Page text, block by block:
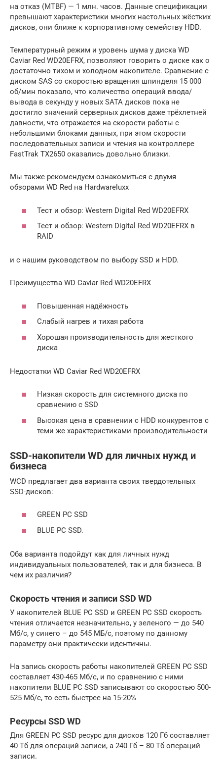
на отказ (MTBF) — 1 млн. часов. Данные спецификации
превышают характеристики многих настольных жёстких
дисков, они ближе к корпоративному семейству HDD.
Температурный режим и уровень шума у диска WD
Caviar Red WD20EFRX, позволяют говорить о диске как о
достаточно тихом и холодном накопителе. Сравнение с
диском SAS со скоростью вращения шпинделя 15 000
об/мин показало, что количество операций ввода/
вывода в секунду у новых SATA дисков пока не
достигло значений серверных дисков даже трёхлетней
давности, что отражается на скорости работы с
небольшими блоками данных, при этом скорости
последовательных записи и чтения на контроллере
FastTrak TX2650 оказались довольно близки.
Мы также рекомендуем ознакомиться с двумя
обзорами WD Red на Hardwareluxx
Тест и обзор: Western Digital Red WD20EFRX
Тест и обзор: Western Digital Red WD20EFRX в
RAID
и с нашим руководством по выбору SSD и HDD.
Преимущества WD Caviar Red WD20EFRX
Повышенная надёжность
Слабый нагрев и тихая работа
Хорошая производительность для жесткого
диска
Недостатки WD Caviar Red WD20EFRX
Низкая скорость для системного диска по
сравнению с SSD
Высокая цена в сравнении с HDD конкурентов с
теми же характеристиками производительности
SSD-накопители WD для личных нужд и
бизнеса
WCD предлагает два варианта своих твердотельных
SSD-дисков:
GREEN PC SSD
BLUE PC SSD.
Оба варианта подойдут как для личных нужд
индивидуальных пользователей, так и для бизнеса. В
чем их различия?
Скорость чтения и записи SSD WD
У накопителей BLUE PC SSD и GREEN PC SSD скорость
чтения отличается незначительно, у зеленого — до 540
Мб/c, у синего – до 545 МБ/с, поэтому по данному
параметру они практически идентичны.
На запись скорость работы накопителей GREEN PC SSD
составляет 430-465 Мб/с, и по сравнению с ними
накопители BLUE PC SSD записывают со скоростью 500-
525 Мб/с, то есть быстрее на 15-20%
Ресурсы SSD WD
Для GREEN PC SSD ресурс для дисков 120 Гб составляет
40 Тб для операций записи, а 240 Гб – 80 Тб операций
записи.